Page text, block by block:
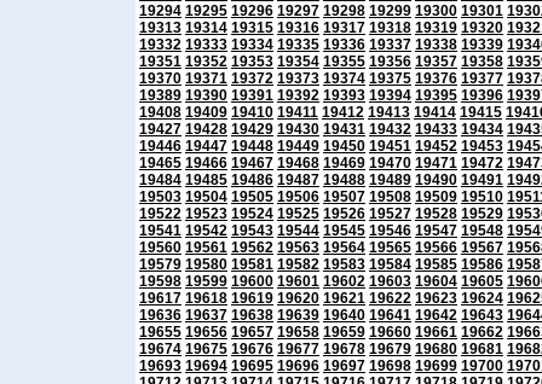
19294 19295 19296 19297 19298 19299 19300 19301
19313 19314 19315 19316 19317 19318 19319 19320
19332 19333 19334 19335 19336 19337 19338 19339
19351 19352 19353 19354 19355 19356 19357 19358
19370 19371 19372 19373 19374 19375 19376 19377
19389 19390 19391 19392 19393 19394 19395 19396
19408 19409 19410 19411 19412 19413 19414 19415
19427 19428 19429 19430 19431 19432 19433 19434
19446 19447 19448 19449 19450 19451 19452 19453
19465 19466 19467 19468 19469 19470 19471 19472
19484 19485 19486 19487 19488 19489 19490 19491
19503 19504 19505 19506 19507 19508 19509 19510
19522 19523 19524 19525 19526 19527 19528 19529
19541 19542 19543 19544 19545 19546 19547 19548
19560 19561 19562 19563 19564 19565 19566 19567
19579 19580 19581 19582 19583 19584 19585 19586
19598 19599 19600 19601 19602 19603 19604 19605
19617 19618 19619 19620 19621 19622 19623 19624
19636 19637 19638 19639 19640 19641 19642 19643
19655 19656 19657 19658 19659 19660 19661 19662
19674 19675 19676 19677 19678 19679 19680 19681
19693 19694 19695 19696 19697 19698 19699 19700